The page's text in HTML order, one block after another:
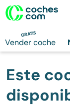
GRATIS
Vender coche
Este